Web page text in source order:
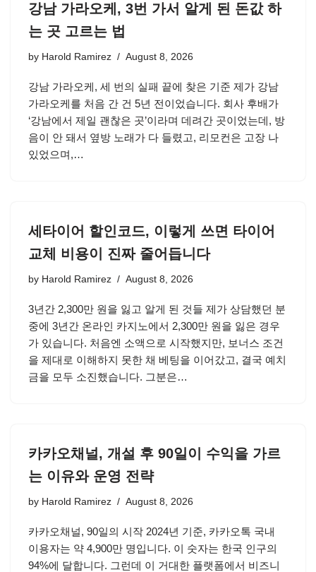
강남 가라오케, 3번 가서 알게 된 돈값 하
는 곳 고르는 법
by Harold Ramirez August 8, 2026
강남 가라오케, 세 번의 실패 끝에 찾은 기준 제가 강남
가라오케를 처음 간 건 5년 전이었습니다. 회사 후배가
‘강남에서 제일 괜찮은 곳’이라며 데려간 곳이었는데, 방
음이 안 돼서 옆방 노래가 다 들렸고, 리모컨은 고장 나
있었으며,…
세타이어 할인코드, 이렇게 쓰면 타이어
교체 비용이 진짜 줄어듭니다
by Harold Ramirez August 8, 2026
3년간 2,300만 원을 잃고 알게 된 것들 제가 상담했던 분
중에 3년간 온라인 카지노에서 2,300만 원을 잃은 경우
가 있습니다. 처음엔 소액으로 시작했지만, 보너스 조건
을 제대로 이해하지 못한 채 베팅을 이어갔고, 결국 예치
금을 모두 소진했습니다. 그분은…
카카오채널, 개설 후 90일이 수익을 가르
는 이유와 운영 전략
by Harold Ramirez August 8, 2026
카카오채널, 90일의 시작 2024년 기준, 카카오톡 국내
이용자는 약 4,900만 명입니다. 이 숫자는 한국 인구의
94%에 달합니다. 그런데 이 거대한 플랫폼에서 비즈니